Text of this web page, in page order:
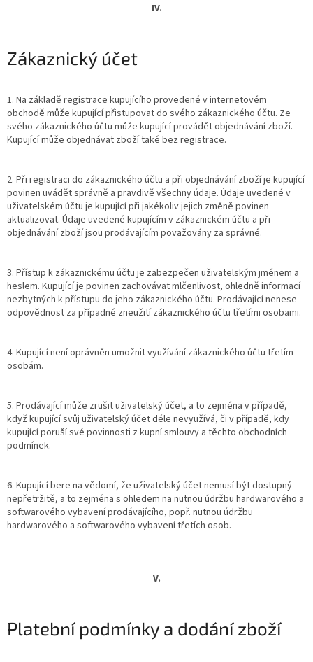
IV.
Zákaznický účet
1. Na základě registrace kupujícího provedené v internetovém
obchodě může kupující přistupovat do svého zákaznického účtu. Ze
svého zákaznického účtu může kupující provádět objednávání zboží.
Kupující může objednávat zboží také bez registrace.
2. Při registraci do zákaznického účtu a při objednávání zboží je kupující
povinen uvádět správně a pravdivě všechny údaje. Údaje uvedené v
uživatelském účtu je kupující při jakékoliv jejich změně povinen
aktualizovat. Údaje uvedené kupujícím v zákaznickém účtu a při
objednávání zboží jsou prodávajícím považovány za správné.
3. Přístup k zákaznickému účtu je zabezpečen uživatelským jménem a
heslem. Kupující je povinen zachovávat mlčenlivost, ohledně informací
nezbytných k přístupu do jeho zákaznického účtu. Prodávající nenese
odpovědnost za případné zneužití zákaznického účtu třetími osobami.
4. Kupující není oprávněn umožnit využívání zákaznického účtu třetím
osobám.
5. Prodávající může zrušit uživatelský účet, a to zejména v případě,
když kupující svůj uživatelský účet déle nevyužívá, či v případě, kdy
kupující poruší své povinnosti z kupní smlouvy a těchto obchodních
podmínek.
6. Kupující bere na vědomí, že uživatelský účet nemusí být dostupný
nepřetržitě, a to zejména s ohledem na nutnou údržbu hardwarového a
softwarového vybavení prodávajícího, popř. nutnou údržbu
hardwarového a softwarového vybavení třetích osob.
V.
Platební podmínky a dodání zboží